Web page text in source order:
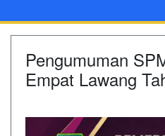
Pengumuman
Empat Lawang